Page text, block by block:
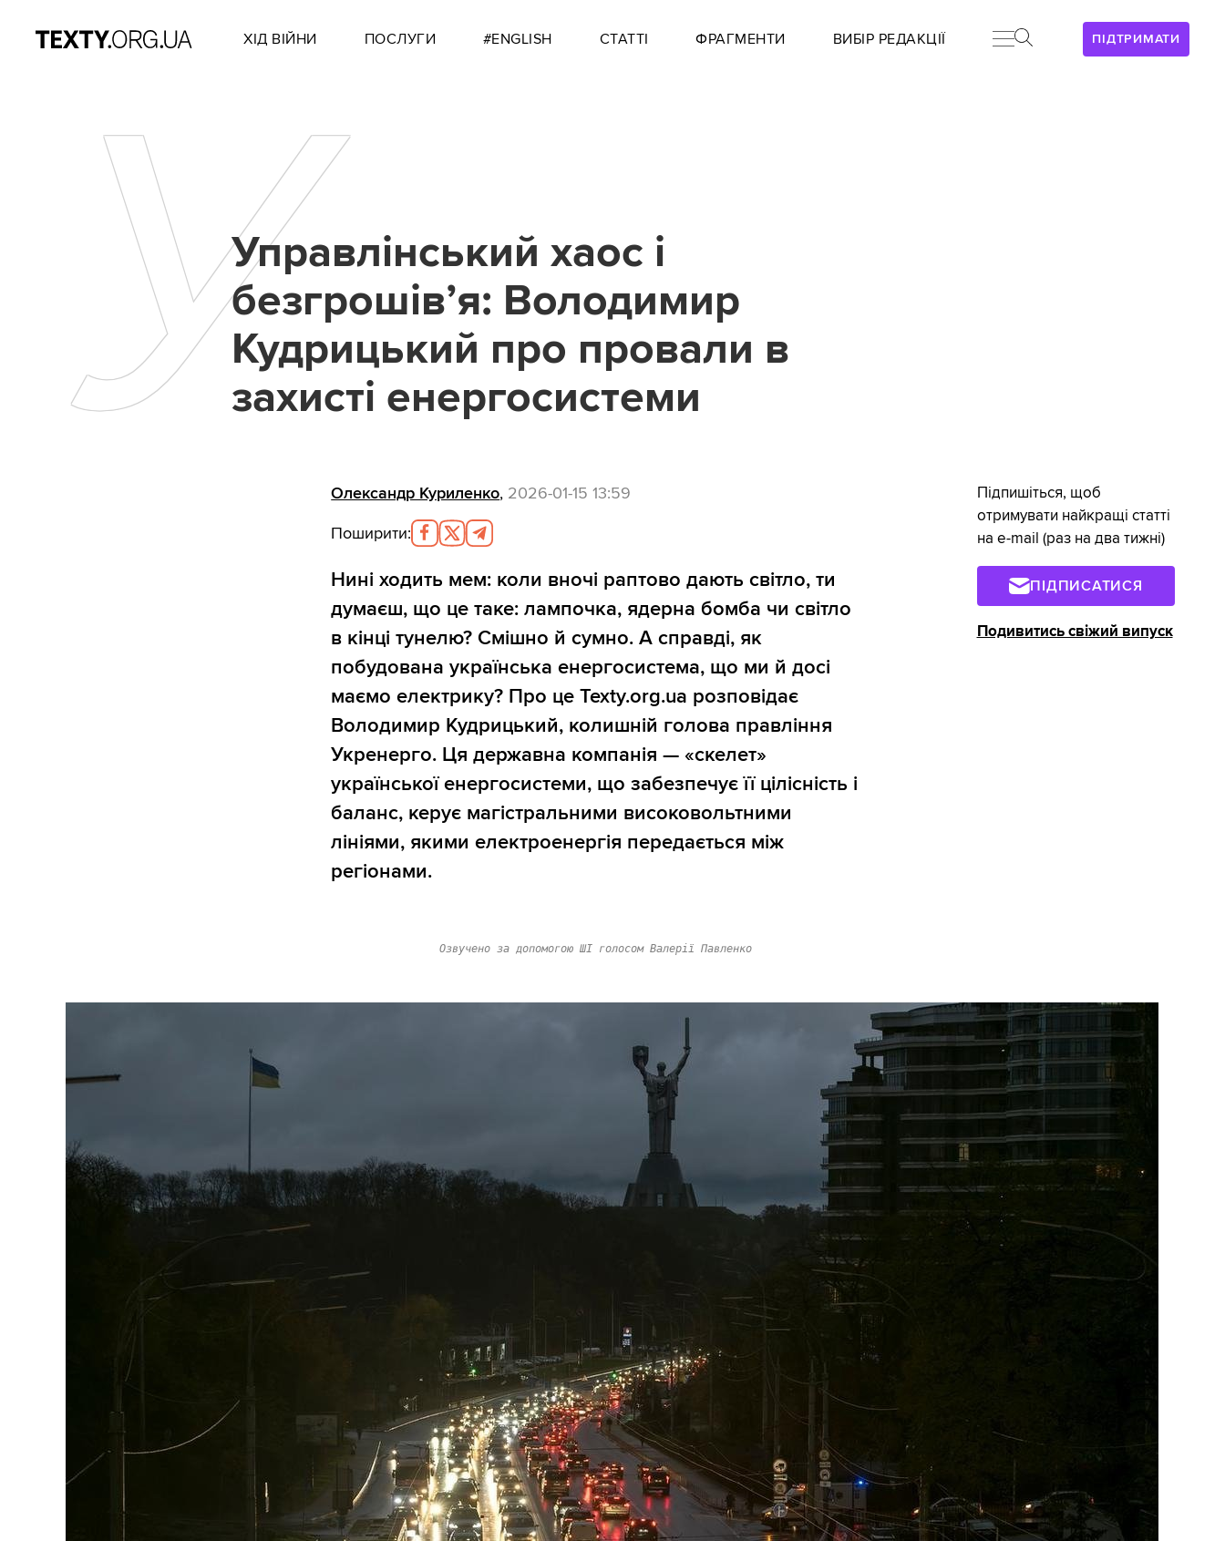
ПІДТРИМАТИ
ХІД ВІЙНИ ПОСЛУГИ #ENGLISH СТАТТІ ФРАГМЕНТИ ВИБІР РЕДАКЦІЇ
УУправлінський хаос і
безгрошів’я: Володимир
Кудрицький про провали в
захисті енергосистеми
Олександр Куриленко, 2026-01-15 13:59
Поширити:
Нині ходить мем: коли вночі раптово дають світло, ти
думаєш, що це таке: лампочка, ядерна бомба чи світло
в кінці тунелю? Смішно й сумно. А справді, як
побудована українська енергосистема, що ми й досі
маємо електрику? Про це Texty.org.ua розповідає
Володимир Кудрицький, колишній голова правління
Укренерго. Ця державна компанія — «скелет»
української енергосистеми, що забезпечує її цілісність і
баланс, керує магістральними високовольтними
лініями, якими електроенергія передається між
регіонами.
Озвучено за допомогою ШІ голосом Валерії Павленко
Підпишіться, щоб
отримувати найкращі статті
на e-mail (раз на два тижні)
ПІДПИСАТИСЯ
Подивитись свіжий випуск